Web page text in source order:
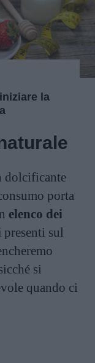
la
dolcificante
porta
elenco dei
presenti sul
si
quando ci